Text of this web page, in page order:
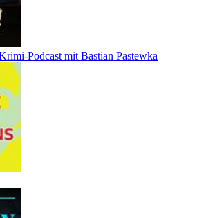
Podcast mit Bastian Pastewka